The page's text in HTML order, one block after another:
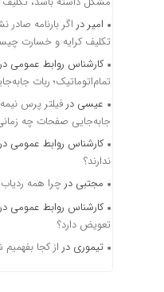
امیر در اگر بارنامه
تکلیف کرایه و خسارت
کارشناس روابط عمومی در
تمام‌اتوماتیک؛ ربات
عیسی در فیلتر پرس
جابه‌جایی صفحات چه
کارشناس روابط عمومی در
ندارند؟
مجتبی در چرا همه
کارشناس روابط عمومی در
تعویض دارد؟
تیموری در از کجا